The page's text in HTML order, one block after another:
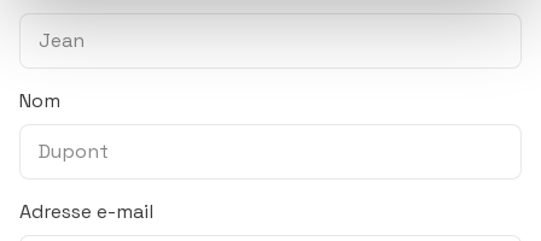
Nom
Adresse e-mail